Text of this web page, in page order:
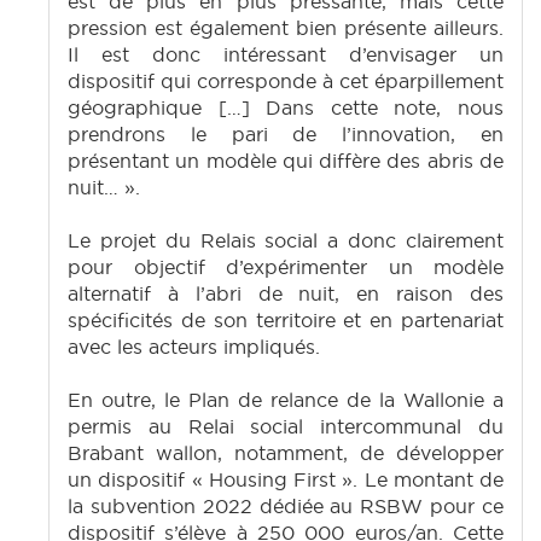
pression est également bien présente ailleurs.
Il est donc intéressant d’envisager un
dispositif qui corresponde à cet éparpillement
géographique […] Dans cette note, nous
prendrons le pari de l’innovation, en
présentant un modèle qui diffère des abris de
nuit… ».
Le projet du Relais social a donc clairement
pour objectif d’expérimenter un modèle
alternatif à l’abri de nuit, en raison des
spécificités de son territoire et en partenariat
avec les acteurs impliqués.
En outre, le Plan de relance de la Wallonie a
permis au Relai social intercommunal du
Brabant wallon, notamment, de développer
un dispositif « Housing First ». Le montant de
la subvention 2022 dédiée au RSBW pour ce
dispositif s’élève à 250 000 euros/an. Cette